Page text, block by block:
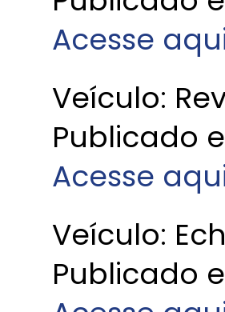
Acesse
Veículo:
Publicado
Acesse
Veículo:
Publicado